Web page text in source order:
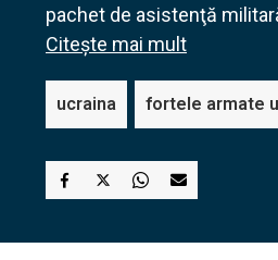
pachet de asistenţă
Citește mai mult
ucraina fortele armate